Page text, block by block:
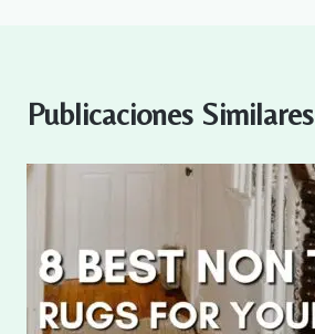
Publicaciones Similares